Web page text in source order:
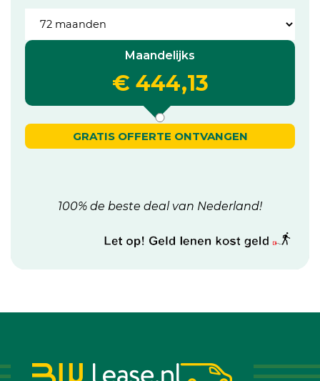
Maandelijks
€ 444,13
GRATIS OFFERTE ONTVANGEN
100% de beste deal van Nederland!